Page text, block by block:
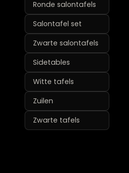
Ronde salontafels
Salontafel set
Zwarte salontafels
Sidetables
Witte tafels
Zuilen
Zwarte tafels